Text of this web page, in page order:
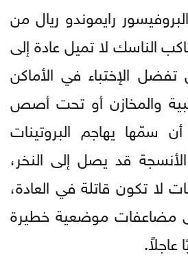
رايموندو ريال من
الناسك لا تميل عادة إلى
تفضل الإختباء في الأماكن
والمخازن أو تحت أصص
سمّها يهاجم البروتينات
قد يصل إلى النخر،
لا تكون قاتلة في العادة،
مضاعفات موضعية خطيرة